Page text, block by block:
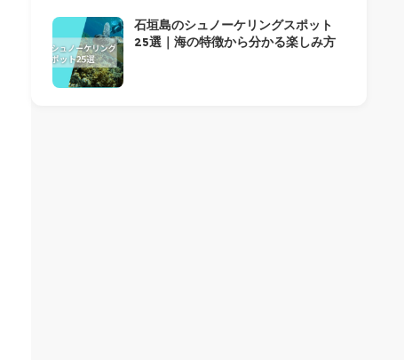
石垣島のシュノーケリングスポット
25選｜海の特徴から分かる楽しみ方